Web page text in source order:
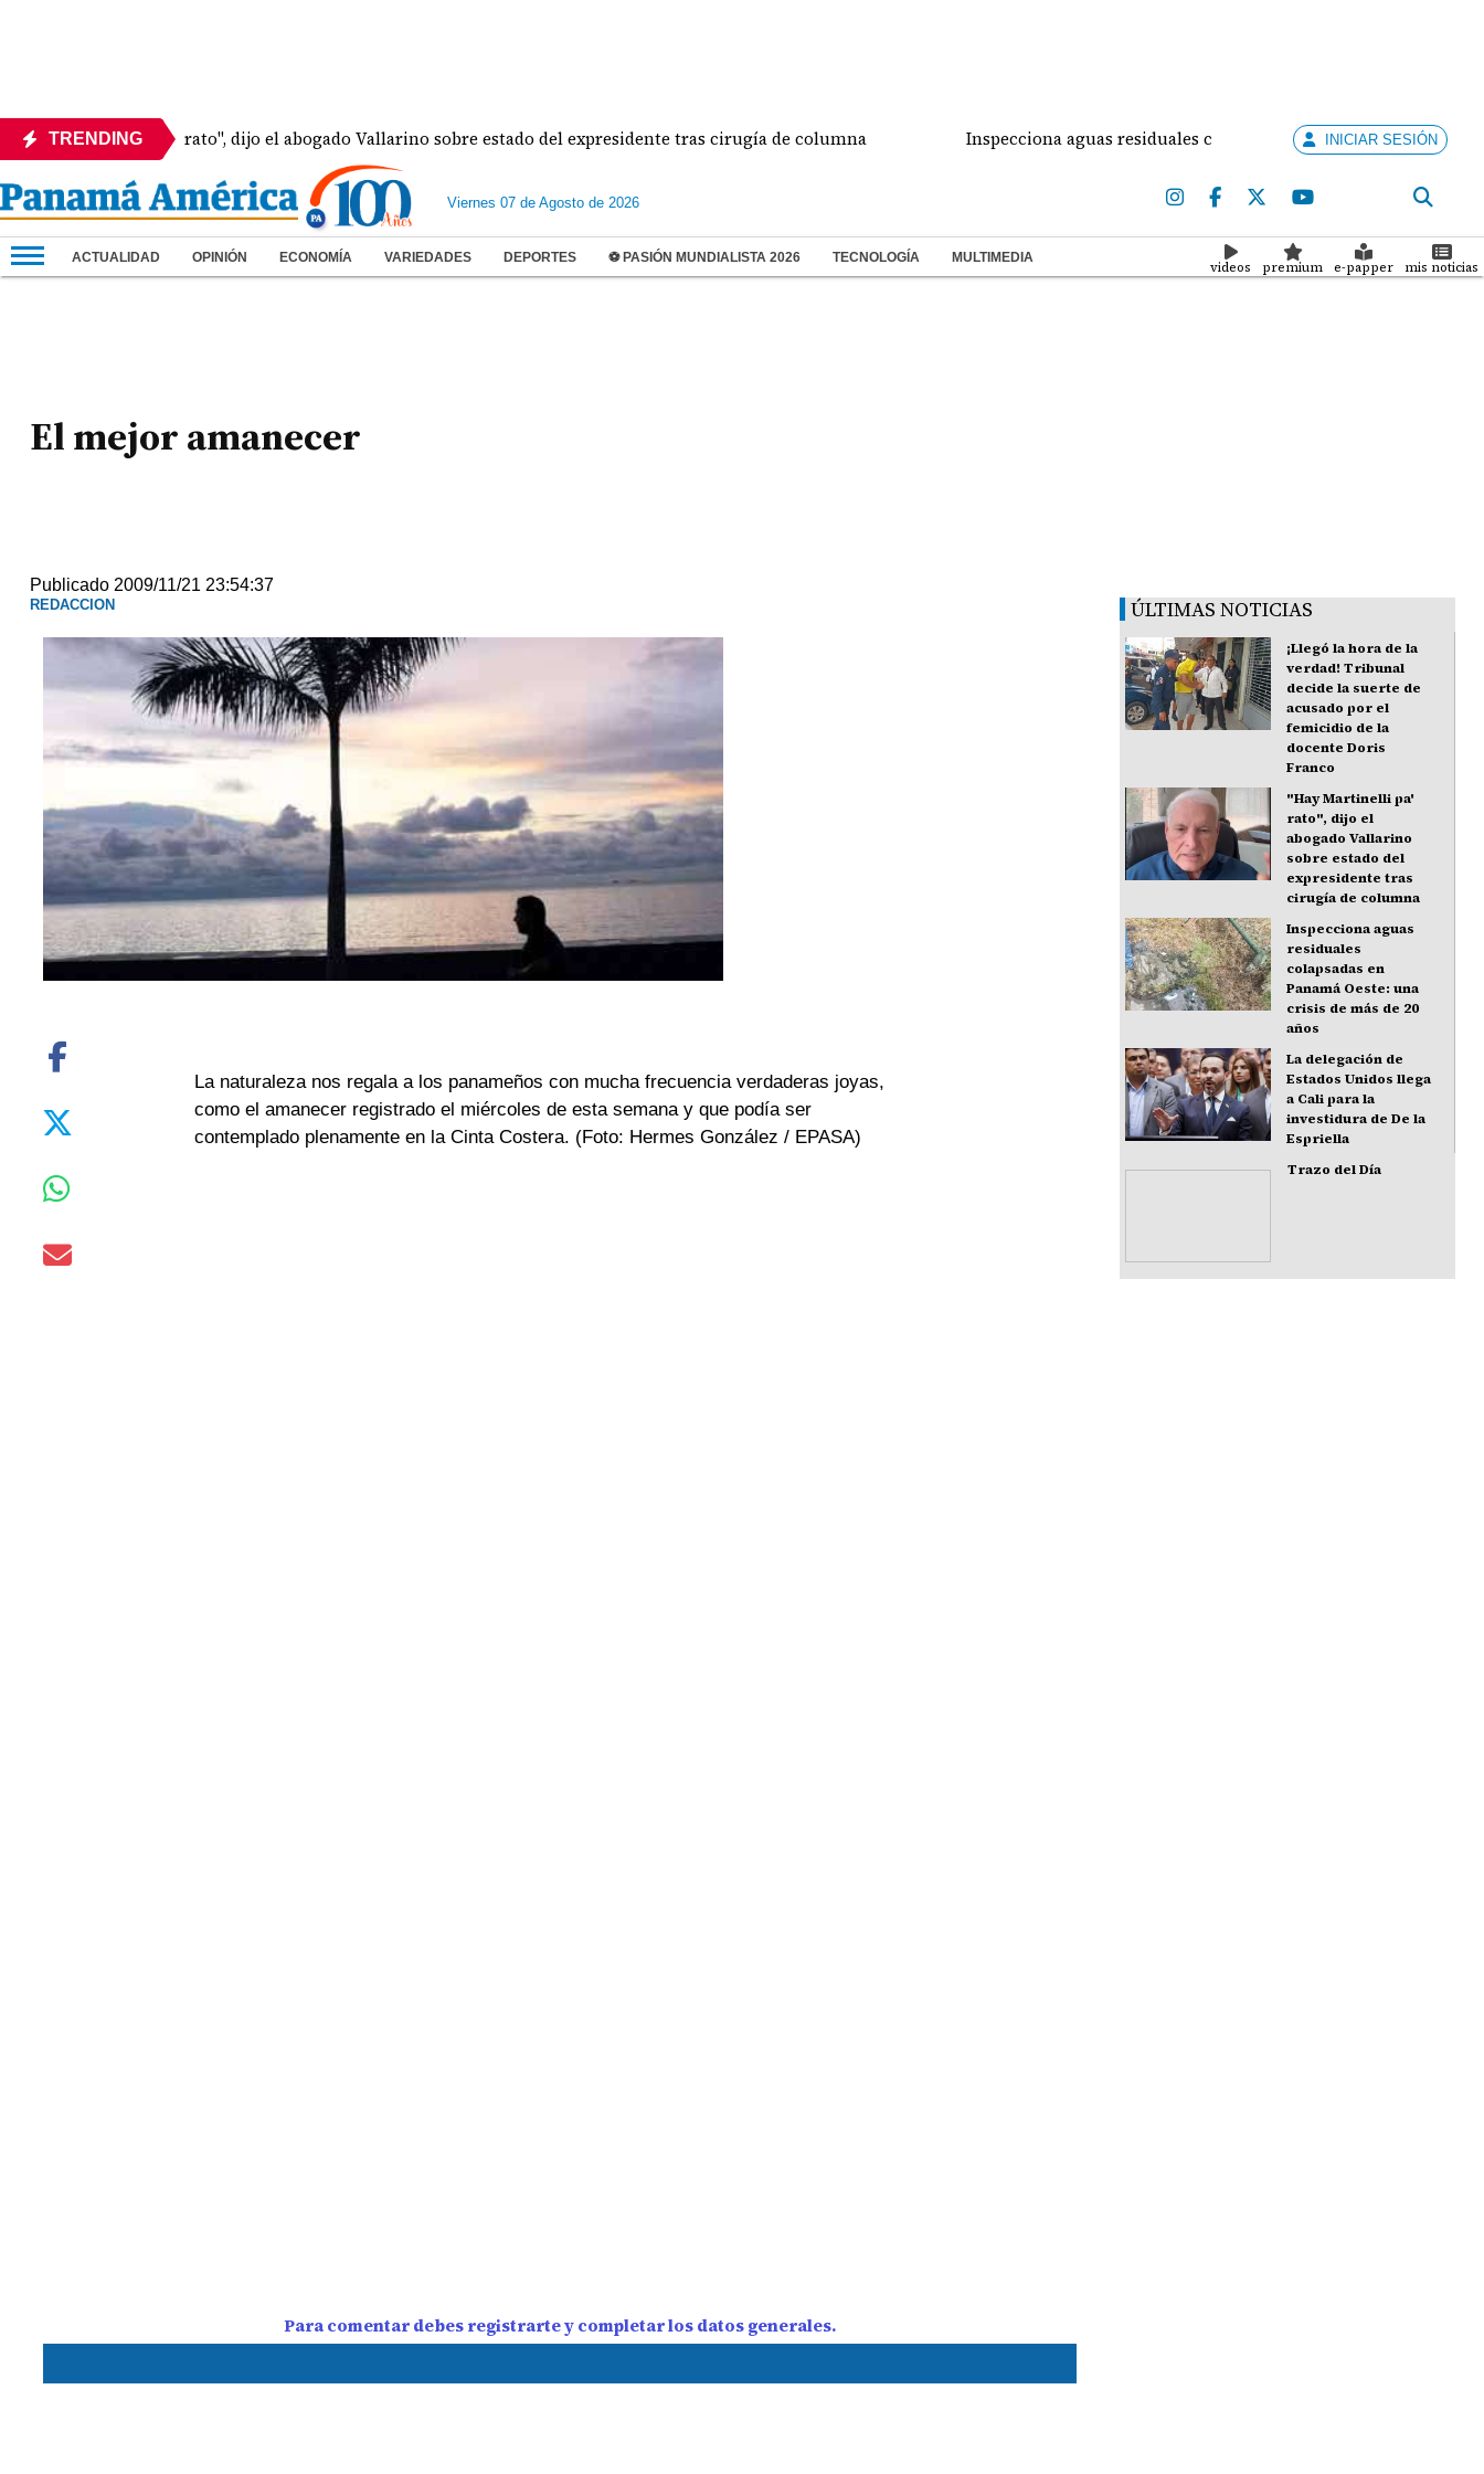
TRENDING
"Hay Martinelli pa' rato", dijo el abogado Vallarino sobre estado del expresidente tras cirugía de columna Inspecciona aguas residuales colapsadas en Panamá Oeste: una
INICIAR SESIÓN
Viernes 07 de Agosto de 2026
ACTUALIDAD OPINIÓN ECONOMÍA VARIEDADES DEPORTES ⚽ PASIÓN MUNDIALISTA 2026 TECNOLOGÍA MULTIMEDIA
videos premium e-papper mis noticias
El mejor amanecer
Publicado 2009/11/21 23:54:37
REDACCION
La naturaleza nos regala a los panameños con mucha frecuencia verdaderas joyas,
como el amanecer registrado el miércoles de esta semana y que podía ser
contemplado plenamente en la Cinta Costera. (Foto: Hermes González / EPASA)
Para comentar debes registrarte y completar los datos generales.
ÚLTIMAS NOTICIAS
¡Llegó la hora de la
verdad! Tribunal
decide la suerte de
acusado por el
femicidio de la
docente Doris
Franco
"Hay Martinelli pa'
rato", dijo el
abogado Vallarino
sobre estado del
expresidente tras
cirugía de columna
Inspecciona aguas
residuales
colapsadas en
Panamá Oeste: una
crisis de más de 20
años
La delegación de
Estados Unidos llega
a Cali para la
investidura de De la
Espriella
Trazo del Día